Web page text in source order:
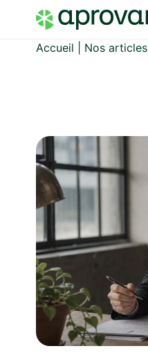
Accueil Nos articles